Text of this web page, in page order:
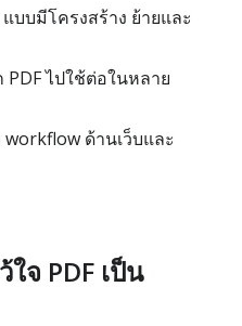
บบมีโครงสร้าง ย้ายและ
ไปใช้ต่อในหลาย
workflow ด้านเว็บและ
จ PDF เป็น